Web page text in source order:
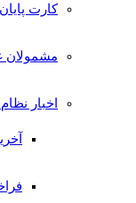
کارت پایان
مشمولان
اخبار نظام
آخرین